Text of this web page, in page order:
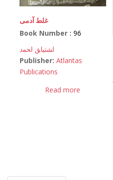
غلط آدمی
Book Number : 96
اﺸﺘﻴﺎﻖ اﺤﻤﺩ
Publisher: Atlantas
Publications
Read more